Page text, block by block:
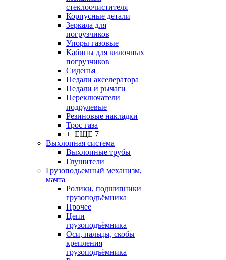
стеклоочистителя
Корпусные детали
Зеркала для
погрузчиков
Упоры газовые
Кабины для вилочных
погрузчиков
Сиденья
Педали акселератора
Педали и рычаги
Переключатели
подрулевые
Резиновые накладки
Трос газа
+ ЕЩЕ 7
Выхлопная система
Выхлопные трубы
Глушители
Грузоподьемный механизм,
мачта
Ролики, подшипники
грузоподъёмника
Прочее
Цепи
грузоподъёмника
Оси, пальцы, скобы
крепления
грузоподъёмника